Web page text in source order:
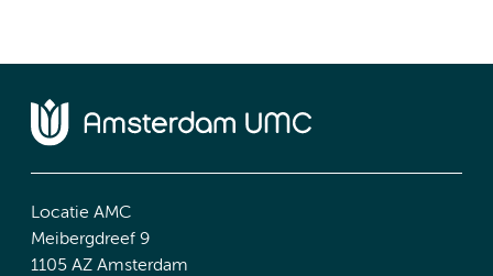
Locatie AMC
Meibergdreef 9
1105 AZ Amsterdam